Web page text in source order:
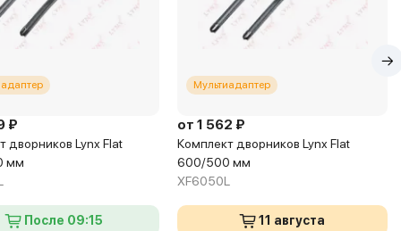
₽
дворников Lynx Flat
мм
После 09:15
Мультиадаптер
от 1 562 ₽
Комплект дворников Lynx Flat
600/500 мм
XF6050L
11 августа